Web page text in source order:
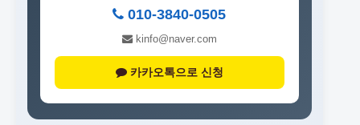
010-3840-0505
kinfo@naver.com
카카오톡으로 신청